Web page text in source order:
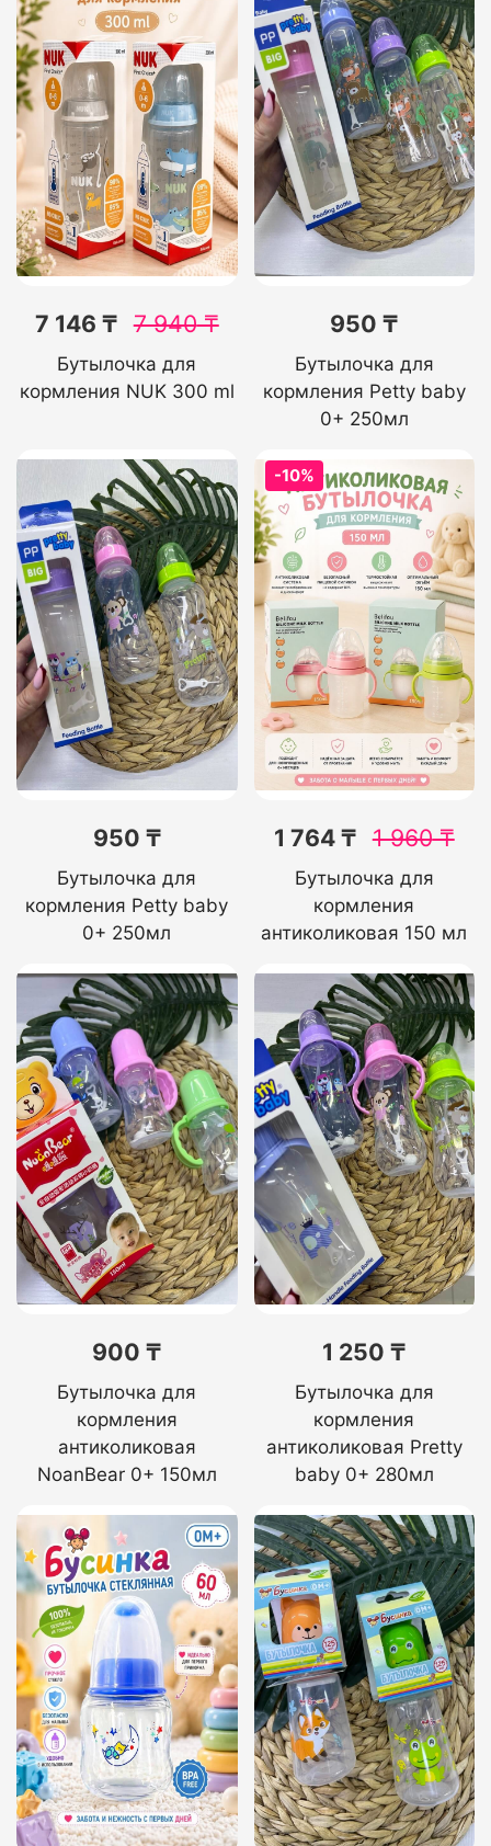
7 146 ₸ 7 940₸
Бутылочка для
кормления NUK 300 ml
950 ₸
Бутылочка для
кормления Petty baby
0+ 250мл
950 ₸
Бутылочка для
кормления Petty baby
0+ 250мл
-10%
1 764 ₸ 1 960₸
Бутылочка для
кормления
антиколиковая 150 мл
900 ₸
Бутылочка для
кормления
антиколиковая
NoanBear 0+ 150мл
1 250 ₸
Бутылочка для
кормления
антиколиковая Pretty
baby 0+ 280мл